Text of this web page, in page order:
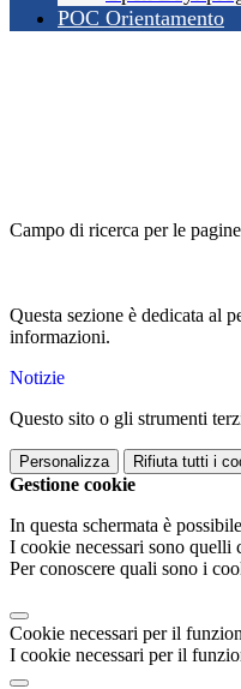
POC Orientamento
Campo di ricerca per le
Questa sezione è dedicata al
informazioni.
Notizie
Questo sito o gli strumenti
Personalizza Rifiuta tutti i
Gestione cookie
In questa schermata è
I cookie necessari sono quelli
Per conoscere quali sono i
Cookie necessari per il
I cookie necessari per il